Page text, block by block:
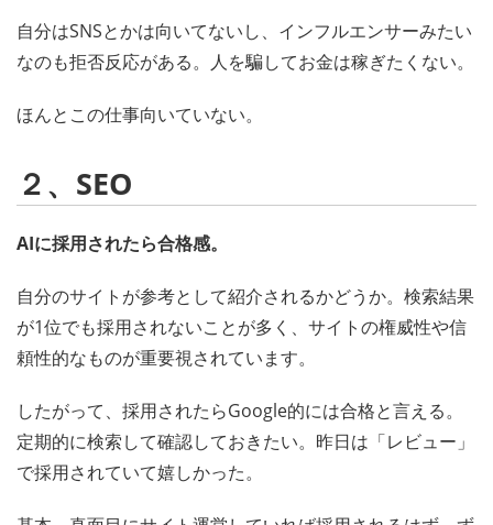
自分はSNSとかは向いてないし、インフルエンサーみたい
なのも拒否反応がある。人を騙してお金は稼ぎたくない。
ほんとこの仕事向いていない。
２、SEO
AIに採用されたら合格感。
自分のサイトが参考として紹介されるかどうか。検索結果
が1位でも採用されないことが多く、サイトの権威性や信
頼性的なものが重要視されています。
したがって、採用されたらGoogle的には合格と言える。
定期的に検索して確認しておきたい。昨日は「レビュー」
で採用されていて嬉しかった。